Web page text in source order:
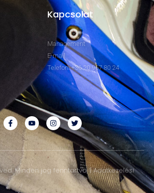
Kapcsolat
Management
E-mail
Telefon: +36 20 967 80 24
Minden jog fenntartva. | Adatkezelési